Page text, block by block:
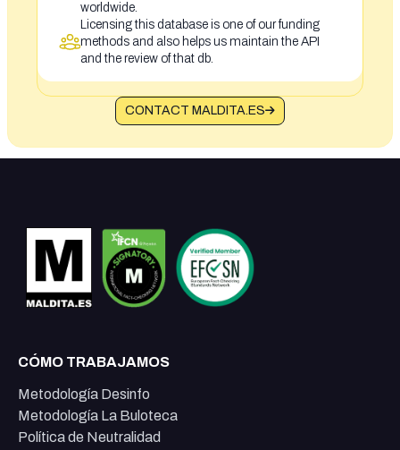
worldwide.
Licensing this database is one of our funding
methods and also helps us maintain the API
and the review of that db.
CONTACT MALDITA.ES
CÓMO TRABAJAMOS
Metodología Desinfo
Metodología La Buloteca
Política de Neutralidad